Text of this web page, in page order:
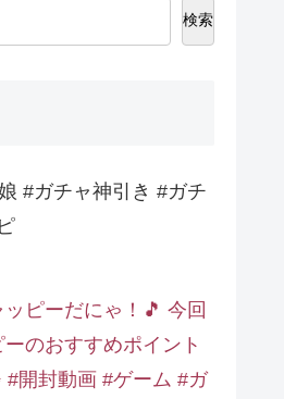
検索
#ガチャ神引き #ガチ
ピーだにゃ！🎵 今回
のおすすめポイント
#開封動画 #ゲーム #ガ